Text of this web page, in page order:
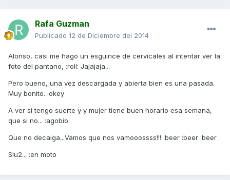
Rafa Guzman
Publicado 12 de Diciembre del 2014
Alonso, casi me hago un esguince de cervicales al intentar ver la
foto del pantano, :roll: Jajajaja...
Pero bueno, una vez descargada y abierta bien es una pasada.
Muy bonito. :okey
A ver si tengo suerte y y mujer tiene buen horario esa semana,
que si no... :agobio
Que no decaiga...Vamos que nos vamooossss!!! :beer :beer :beer
Slu2... :en moto